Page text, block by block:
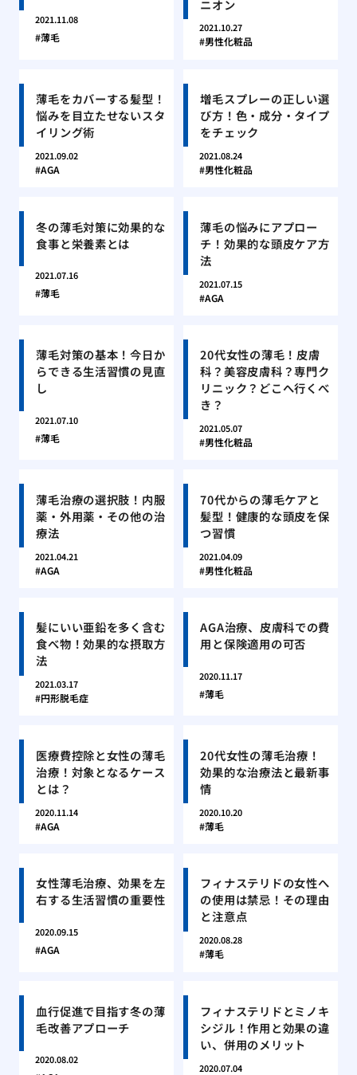
2021.11.08
薄毛
ニオン
2021.10.27
男性化粧品
薄毛をカバーする髪型！
悩みを目立たせないスタ
イリング術
2021.09.02
AGA
増毛スプレーの正しい選
び方！色・成分・タイプ
をチェック
2021.08.24
男性化粧品
冬の薄毛対策に効果的な
食事と栄養素とは
2021.07.16
薄毛
薄毛の悩みにアプロー
チ！効果的な頭皮ケア方
法
2021.07.15
AGA
薄毛対策の基本！今日か
らできる生活習慣の見直
し
2021.07.10
薄毛
20代女性の薄毛！皮膚
科？美容皮膚科？専門ク
リニック？どこへ行くべ
き？
2021.05.07
男性化粧品
薄毛治療の選択肢！内服
薬・外用薬・その他の治
療法
2021.04.21
AGA
70代からの薄毛ケアと
髪型！健康的な頭皮を保
つ習慣
2021.04.09
男性化粧品
髪にいい亜鉛を多く含む
食べ物！効果的な摂取方
法
2021.03.17
円形脱毛症
AGA治療、皮膚科での費
用と保険適用の可否
2020.11.17
薄毛
医療費控除と女性の薄毛
治療！対象となるケース
とは？
2020.11.14
AGA
20代女性の薄毛治療！
効果的な治療法と最新事
情
2020.10.20
薄毛
女性薄毛治療、効果を左
右する生活習慣の重要性
2020.09.15
AGA
フィナステリドの女性へ
の使用は禁忌！その理由
と注意点
2020.08.28
薄毛
血行促進で目指す冬の薄
毛改善アプローチ
2020.08.02
フィナステリドとミノキ
シジル！作用と効果の違
い、併用のメリット
2020.07.04